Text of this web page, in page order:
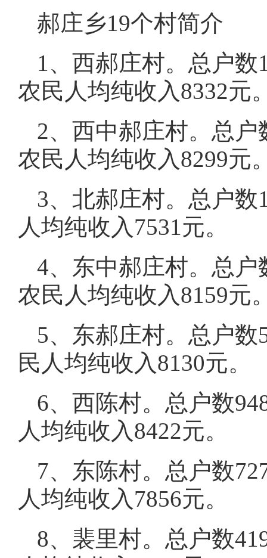
郝庄乡19个村简介
1、西郝庄村。总户数
农民人均纯收入8332元
2、西中郝庄村。总户
农民人均纯收入8299元
3、北郝庄村。总户数
人均纯收入7531元。
4、东中郝庄村。总户
农民人均纯收入8159元
5、东郝庄村。总户数
民人均纯收入8130元。
6、西陈村。总户数
人均纯收入8422元。
7、东陈村。总户数
人均纯收入7856元。
8、裴里村。总户数